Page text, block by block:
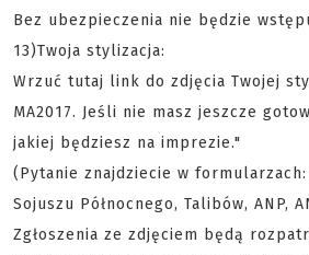
Bez ubezpieczenia nie będzie
13)Twoja stylizacja:
Wrzuć tutaj link do zdjęcia Twojej
MA2017. Jeśli nie masz jeszcze
jakiej będziesz na imprezie."
(Pytanie znajdziecie w
Sojuszu Północnego, Talibów, ANP,
Zgłoszenia ze zdjęciem będą